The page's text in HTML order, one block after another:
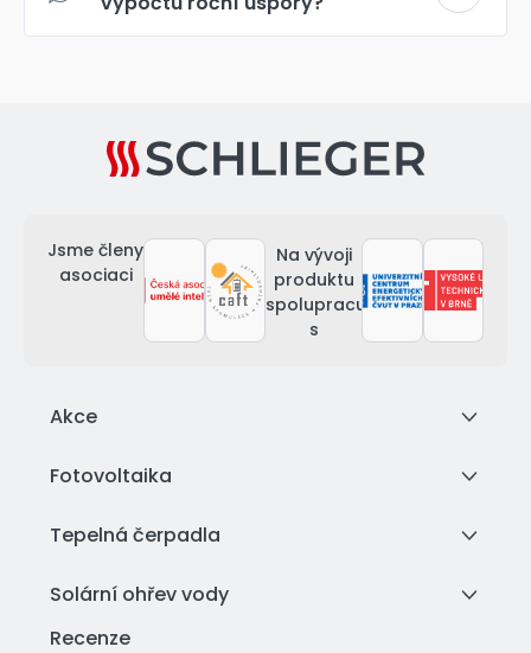
Jsme členy
asociaci
Na vývoji
produktu
spolupracujeme
s
Akce
Fotovoltaika
Tepelná čerpadla
Solární ohřev vody
Recenze